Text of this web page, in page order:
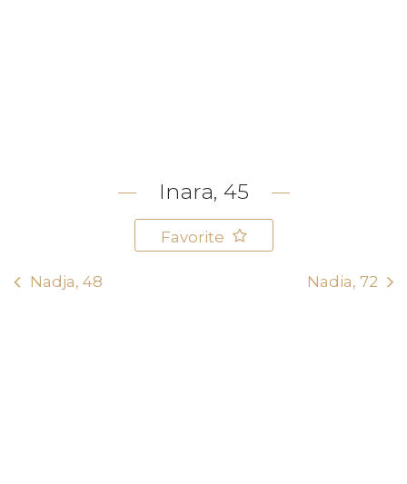
Inara, 45
Favorite
Nadja, 48 Nadia, 72